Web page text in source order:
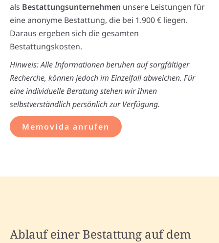
als Bestattungsunternehmen unsere Leistungen für
eine anonyme Bestattung, die bei 1.900 € liegen.
Daraus ergeben sich die gesamten
Bestattungskosten.
Hinweis: Alle Informationen beruhen auf sorgfältiger
Recherche, können jedoch im Einzelfall abweichen. Für
eine individuelle Beratung stehen wir Ihnen
selbstverständlich persönlich zur Verfügung.
Memovida anrufen
Ablauf einer Bestattung auf dem